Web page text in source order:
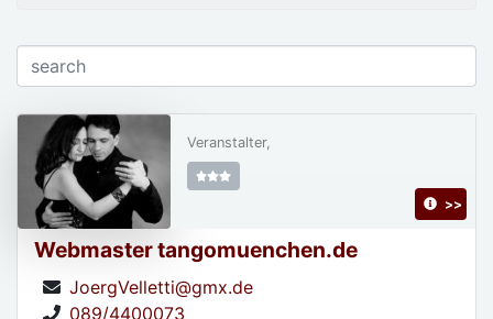
Webmaster tangomuenchen.de
JoergVelletti@gmx.de
089/4400073
Veranstalter,
>>